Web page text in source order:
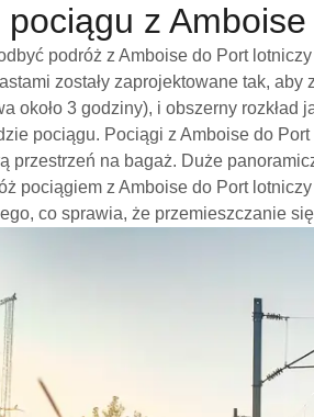
z
podróż z Amboise do Port
zostały zaprojektowane tak,
około 3 godziny), i obszerny
pociągu. Pociągi z Amboise do
przestrzeń na bagaż. Duże
pociągiem z Amboise do Port
co sprawia, że przemieszczanie